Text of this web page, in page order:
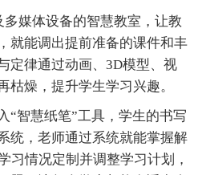
媒体设备的智慧教室，让教
就能调出提前准备的课件和丰
定律通过动画、3D模型、视
枯燥，提升学生学习兴趣。
慧纸笔”工具，学生的书写
统，老师通过系统就能掌握解
习情况定制并调整学习计划，